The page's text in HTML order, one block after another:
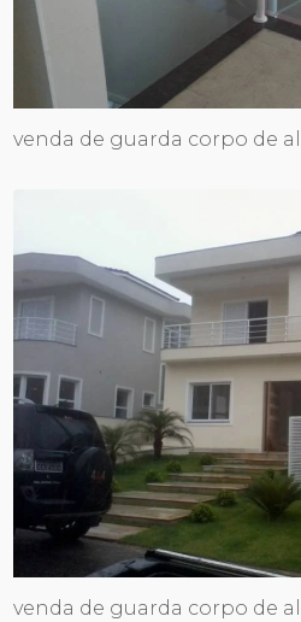
venda de guarda corpo de
venda de guarda corpo de